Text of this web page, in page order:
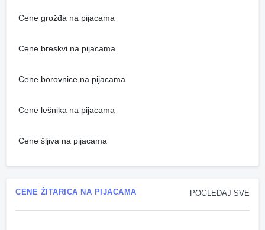
Cene grožđa na pijacama
Cene breskvi na pijacama
Cene borovnice na pijacama
Cene lešnika na pijacama
Cene šljiva na pijacama
POGLEDAJ SVE
CENE ŽITARICA NA PIJACAMA